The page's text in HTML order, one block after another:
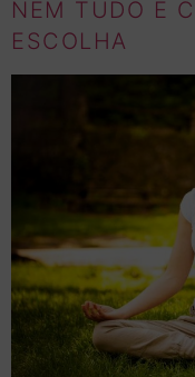
NEM TUDO É
ESCOLHA